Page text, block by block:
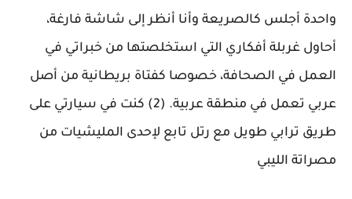
واحدة أجلس كالصريعة وأنا أنظر إلى شاشة فارغة،
أحاول غربلة أفكاري التي استخلصتها من خبراتي في
العمل في الصحافة، خصوصا كفتاة بريطانية من أصل
عربي تعمل في منطقة عربية. (2) كنت في سيارتي على
طريق ترابي طويل مع رتل تابع لإحدى المليشيات من
مصراتة الليبي